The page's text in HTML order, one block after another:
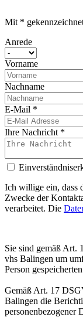
Mit *
Anrede
Vorname
Nachname
E-Mail *
Ihre Nachricht *
Ich willige ein, dass
Zwecke der
verarbeitet. Die
Sie sind gemäß Art.
vhs Balingen um
Person
Gemäß Art. 17
Balingen die
personenbezogener